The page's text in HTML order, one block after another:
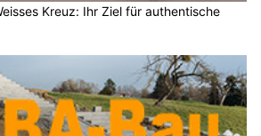
Kreuz: Ihr Ziel für authentische